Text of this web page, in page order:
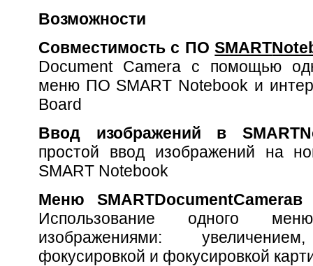
Возможности
Совместимость с ПОSMART
Document Camera с помощью
меню ПО SMART Notebook и
Board
Ввод изображений в SMART
простой ввод изображений на
SMART Notebook
Меню SMARTDocumentCameraв
Использование одного
изображениями:
фокусировкой и фокусировкой